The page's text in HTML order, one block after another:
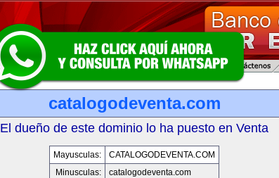
catalogodeventa.com
El dueño de este dominio lo ha puesto en Venta
Mayusculas:
CATALOGODEVENTA.COM
Minusculas:
catalogodeventa.com